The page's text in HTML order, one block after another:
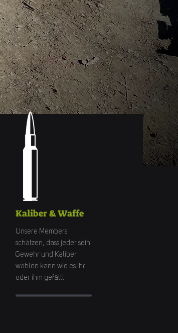
Kaliber & Waffe
Unsere Members
schätzen, dass jeder sein
Gewehr und Kaliber
wählen kann wie es ihr
oder ihm gefällt.